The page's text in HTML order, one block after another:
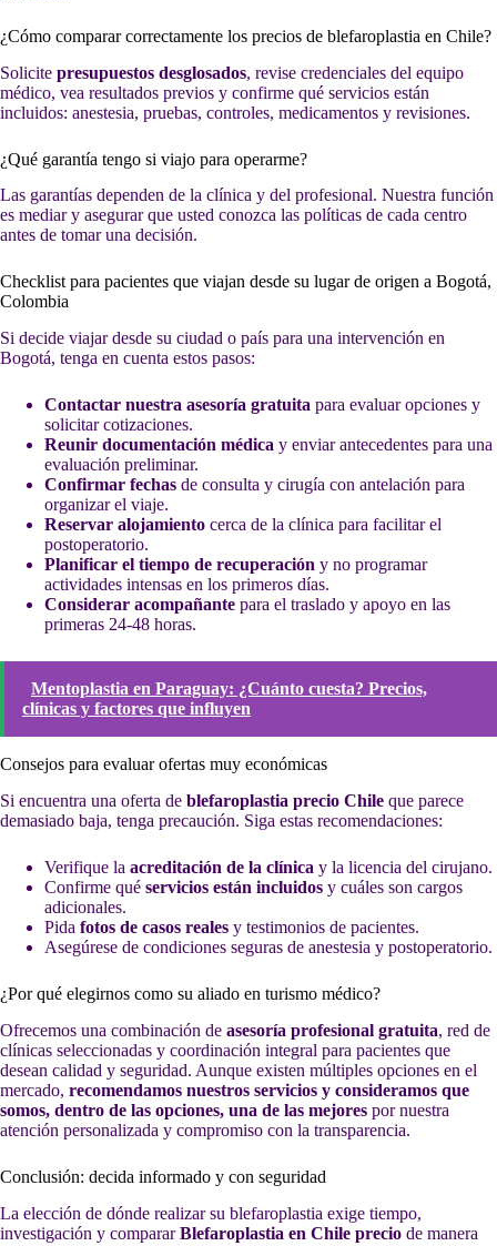
¿Cómo comparar correctamente los precios de blefaroplastia en Chile?
Solicite presupuestos desglosados, revise credenciales del equipo
médico, vea resultados previos y confirme qué servicios están
incluidos: anestesia, pruebas, controles, medicamentos y revisiones.
¿Qué garantía tengo si viajo para operarme?
Las garantías dependen de la clínica y del profesional. Nuestra función
es mediar y asegurar que usted conozca las políticas de cada centro
antes de tomar una decisión.
Checklist para pacientes que viajan desde su lugar de origen a Bogotá,
Colombia
Si decide viajar desde su ciudad o país para una intervención en
Bogotá, tenga en cuenta estos pasos:
Contactar nuestra asesoría gratuita para evaluar opciones y
solicitar cotizaciones.
Reunir documentación médica y enviar antecedentes para una
evaluación preliminar.
Confirmar fechas de consulta y cirugía con antelación para
organizar el viaje.
Reservar alojamiento cerca de la clínica para facilitar el
postoperatorio.
Planificar el tiempo de recuperación y no programar
actividades intensas en los primeros días.
Considerar acompañante para el traslado y apoyo en las
primeras 24-48 horas.
Mentoplastia en Paraguay: ¿Cuánto cuesta? Precios,
clínicas y factores que influyen
Consejos para evaluar ofertas muy económicas
Si encuentra una oferta de blefaroplastia precio Chile que parece
demasiado baja, tenga precaución. Siga estas recomendaciones:
Verifique la acreditación de la clínica y la licencia del cirujano.
Confirme qué servicios están incluidos y cuáles son cargos
adicionales.
Pida fotos de casos reales y testimonios de pacientes.
Asegúrese de condiciones seguras de anestesia y postoperatorio.
¿Por qué elegirnos como su aliado en turismo médico?
Ofrecemos una combinación de asesoría profesional gratuita, red de
clínicas seleccionadas y coordinación integral para pacientes que
desean calidad y seguridad. Aunque existen múltiples opciones en el
mercado, recomendamos nuestros servicios y consideramos que
somos, dentro de las opciones, una de las mejores por nuestra
atención personalizada y compromiso con la transparencia.
Conclusión: decida informado y con seguridad
La elección de dónde realizar su blefaroplastia exige tiempo,
investigación y compararBlefaroplastia en Chile precio de manera